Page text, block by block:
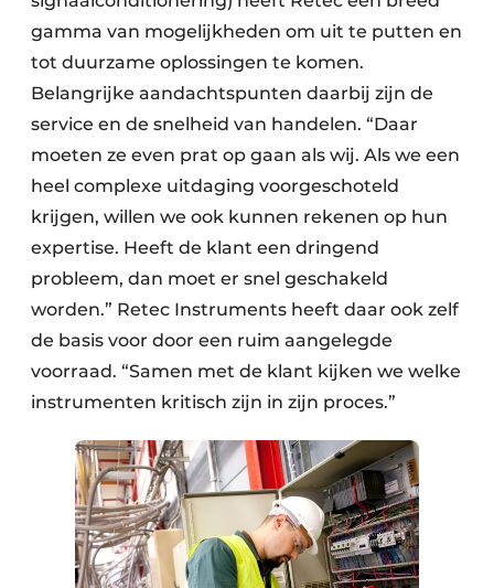
gamma van mogelijkheden om uit te putten en
tot duurzame oplossingen te komen.
Belangrijke aandachtspunten daarbij zijn de
service en de snelheid van handelen. “Daar
moeten ze even prat op gaan als wij. Als we een
heel complexe uitdaging voorgeschoteld
krijgen, willen we ook kunnen rekenen op hun
expertise. Heeft de klant een dringend
probleem, dan moet er snel geschakeld
worden.” Retec Instruments heeft daar ook zelf
de basis voor door een ruim aangelegde
voorraad. “Samen met de klant kijken we welke
instrumenten kritisch zijn in zijn proces.”